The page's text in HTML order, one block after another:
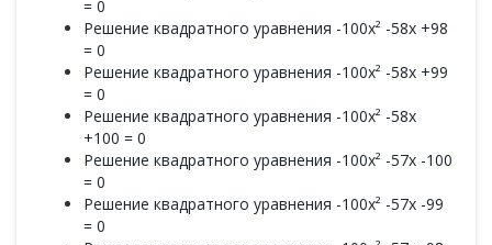
= 0
Решение квадратного уравнения -100x² -58x +98
= 0
Решение квадратного уравнения -100x² -58x +99
= 0
Решение квадратного уравнения -100x² -58x
+100 = 0
Решение квадратного уравнения -100x² -57x -100
= 0
Решение квадратного уравнения -100x² -57x -99
= 0